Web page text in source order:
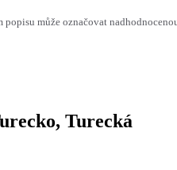
může označovat
Turecká